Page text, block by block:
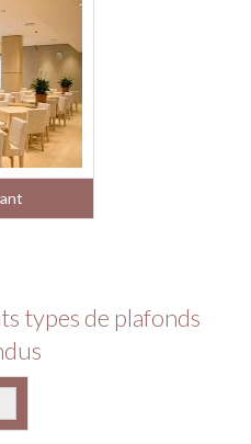
types de plafonds